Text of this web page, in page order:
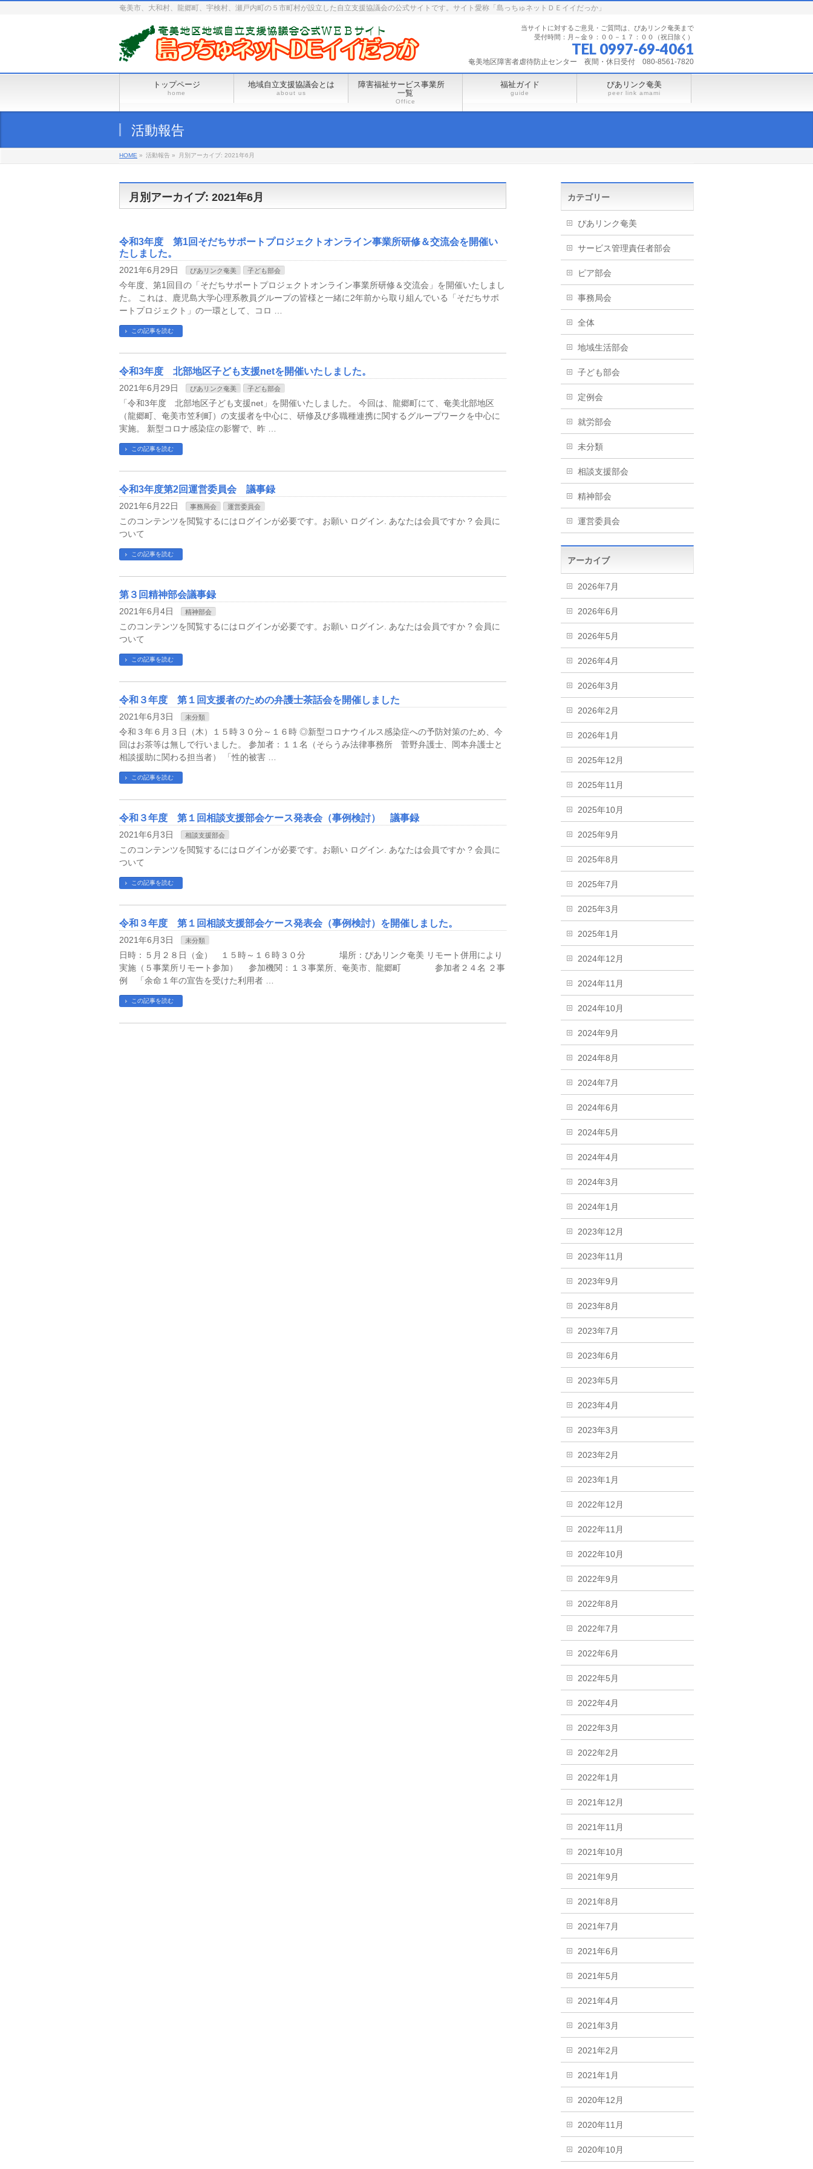
奄美市、大和村、龍郷町、宇検村、瀬戸内町の５市町村が設立した自立支援協議会の公式サイトです。サイト愛称「島っちゅネットＤＥイイだっか」
当サイトに対するご意見・ご質問は、ぴあリンク奄美まで
受付時間：月～金９：００－１７：００（祝日除く）
TEL 0997-69-4061
奄美地区障害者虐待防止センター 夜間・休日受付 080-8561-7820
トップページ
home
地域自立支援協議会とは
about us
障害福祉サービス事業所
一覧
Office
福祉ガイド
guide
ぴあリンク奄美
peer link amami
活動報告
HOME » 活動報告 » 月別アーカイブ: 2021年6月
月別アーカイブ: 2021年6月
令和3年度 第1回そだちサポートプロジェクトオンライン事業所研修＆交流会を開催い
たしました。
2021年6月29日 ぴあリンク奄美 子ども部会
今年度、第1回目の「そだちサポートプロジェクトオンライン事業所研修＆交流会」を開催いたしまし
た。 これは、鹿児島大学心理系教員グループの皆様と一緒に2年前から取り組んでいる「そだちサポ
ートプロジェクト」の一環として、コロ …
この記事を読む
令和3年度 北部地区子ども支援netを開催いたしました。
2021年6月29日 ぴあリンク奄美 子ども部会
「令和3年度 北部地区子ども支援net」を開催いたしました。 今回は、龍郷町にて、奄美北部地区
（龍郷町、奄美市笠利町）の支援者を中心に、研修及び多職種連携に関するグループワークを中心に
実施。 新型コロナ感染症の影響で、昨 …
この記事を読む
令和3年度第2回運営委員会 議事録
2021年6月22日 事務局会 運営委員会
このコンテンツを閲覧するにはログインが必要です。お願い ログイン. あなたは会員ですか ? 会員に
ついて
この記事を読む
第３回精神部会議事録
2021年6月4日 精神部会
このコンテンツを閲覧するにはログインが必要です。お願い ログイン. あなたは会員ですか ? 会員に
ついて
この記事を読む
令和３年度 第１回支援者のための弁護士茶話会を開催しました
2021年6月3日 未分類
令和３年６月３日（木）１５時３０分～１６時 ◎新型コロナウイルス感染症への予防対策のため、今
回はお茶等は無しで行いました。 参加者：１１名（そらうみ法律事務所 菅野弁護士、岡本弁護士と
相談援助に関わる担当者） 「性的被害 …
この記事を読む
令和３年度 第１回相談支援部会ケース発表会（事例検討） 議事録
2021年6月3日 相談支援部会
このコンテンツを閲覧するにはログインが必要です。お願い ログイン. あなたは会員ですか ? 会員に
ついて
この記事を読む
令和３年度 第１回相談支援部会ケース発表会（事例検討）を開催しました。
2021年6月3日 未分類
日時：５月２８日（金） １５時～１６時３０分 場所：ぴあリンク奄美 リモート併用により
実施（５事業所リモート参加） 参加機関：１３事業所、奄美市、龍郷町 参加者２４名 ２事
例 「余命１年の宣告を受けた利用者 …
この記事を読む
カテゴリー
ぴあリンク奄美
サービス管理責任者部会
ピア部会
事務局会
全体
地域生活部会
子ども部会
定例会
就労部会
未分類
相談支援部会
精神部会
運営委員会
アーカイブ
2026年7月
2026年6月
2026年5月
2026年4月
2026年3月
2026年2月
2026年1月
2025年12月
2025年11月
2025年10月
2025年9月
2025年8月
2025年7月
2025年3月
2025年1月
2024年12月
2024年11月
2024年10月
2024年9月
2024年8月
2024年7月
2024年6月
2024年5月
2024年4月
2024年3月
2024年1月
2023年12月
2023年11月
2023年9月
2023年8月
2023年7月
2023年6月
2023年5月
2023年4月
2023年3月
2023年2月
2023年1月
2022年12月
2022年11月
2022年10月
2022年9月
2022年8月
2022年7月
2022年6月
2022年5月
2022年4月
2022年3月
2022年2月
2022年1月
2021年12月
2021年11月
2021年10月
2021年9月
2021年8月
2021年7月
2021年6月
2021年5月
2021年4月
2021年3月
2021年2月
2021年1月
2020年12月
2020年11月
2020年10月